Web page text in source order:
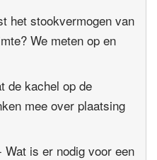
het stookvermogen van
We meten op en
de kachel op de
mee over plaatsing
Wat is er nodig voor een